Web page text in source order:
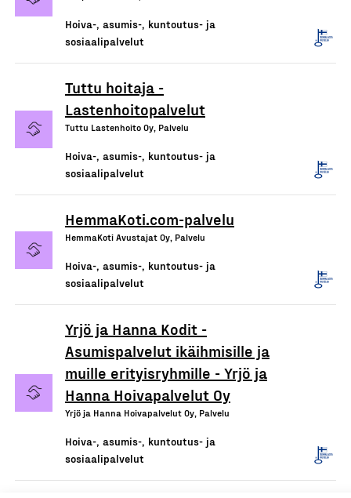
Hoiva-, asumis-, kuntoutus- ja
sosiaalipalvelut
Tuttu hoitaja -
Lastenhoitopalvelut
Tuttu Lastenhoito Oy, Palvelu
Hoiva-, asumis-, kuntoutus- ja
sosiaalipalvelut
HemmaKoti.com-palvelu
HemmaKoti Avustajat Oy, Palvelu
Hoiva-, asumis-, kuntoutus- ja
sosiaalipalvelut
Yrjö ja Hanna Kodit -
Asumispalvelut ikäihmisille ja
muille erityisryhmille - Yrjö ja
Hanna Hoivapalvelut Oy
Yrjö ja Hanna Hoivapalvelut Oy, Palvelu
Hoiva-, asumis-, kuntoutus- ja
sosiaalipalvelut